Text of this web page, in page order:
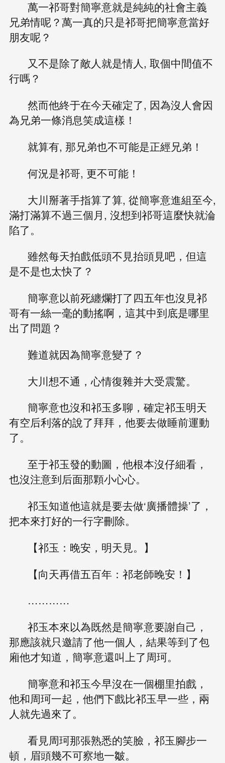
萬一祁哥對簡寧意就是純純的社會主義
兄弟情呢？萬一真的只是祁哥把簡寧意當好
朋友呢？
又不是除了敵人就是情人, 取個中間值不
行嗎？
然而他終于在今天確定了, 因為沒人會因
為兄弟一條消息笑成這樣！
就算有, 那兄弟也不可能是正經兄弟！
何況是祁哥, 更不可能！
大川掰著手指算了算, 從簡寧意進組至今,
滿打滿算不過三個月, 沒想到祁哥這麼快就淪
陷了。
雖然每天拍戲低頭不見抬頭見吧，但這
是不是也太快了？
簡寧意以前死纏爛打了四五年也沒見祁
哥有一絲一毫的動搖啊，這其中到底是哪里
出了問題？
難道就因為簡寧意變了？
大川想不通，心情復雜并大受震驚。
簡寧意也沒和祁玉多聊，確定祁玉明天
有空后利落的說了拜拜，他要去做睡前運動
了。
至于祁玉發的動圖，他根本沒仔細看，
也沒注意到后面那顆小心心。
祁玉知道他這就是要去做‘廣播體操’了，
把本來打好的一行字刪除。
【祁玉：晚安，明天見。】
【向天再借五百年：祁老師晚安！】
…………
祁玉本來以為既然是簡寧意要謝自己，
那應該就只邀請了他一個人，結果等到了包
廂他才知道，簡寧意還叫上了周珂。
簡寧意和祁玉今早沒在一個棚里拍戲，
他和周珂一起，他們下戲比祁玉早一些，兩
人就先過來了。
看見周珂那張熟悉的笑臉，祁玉腳步一
頓，眉頭幾不可察地一皺。